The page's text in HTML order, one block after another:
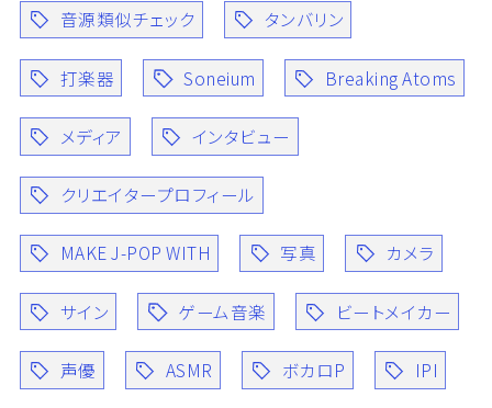
音源類似チェック タンバリン
打楽器 Soneium Breaking Atoms
メディア インタビュー
クリエイタープロフィール
MAKE J-POP WITH 写真 カメラ
サイン ゲーム音楽 ビートメイカー
声優 ASMR ボカロP IPI